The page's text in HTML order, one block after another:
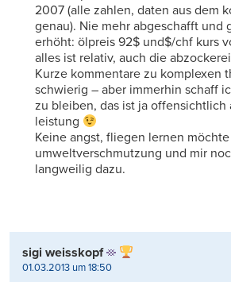
2007 (alle zahlen, daten aus dem
genau). Nie mehr abgeschafft und
erhöht: ölpreis 92$ und$/chf kurs
alles ist relativ, auch die
Kurze kommentare zu komplexen
schwierig – aber immerhin schaff
zu bleiben, das ist ja offensichtlich
leistung
Keine angst, fliegen lernen
umweltverschmutzung und mir
langweilig dazu.
sigi weisskopf
01.03.2013 um 18:50